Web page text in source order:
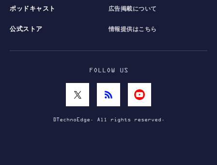
ポッドキャスト
公式ストア
広告掲載について
情報提供はこちら
FOLLOW US
©TechnoEdge. All rights reserved.